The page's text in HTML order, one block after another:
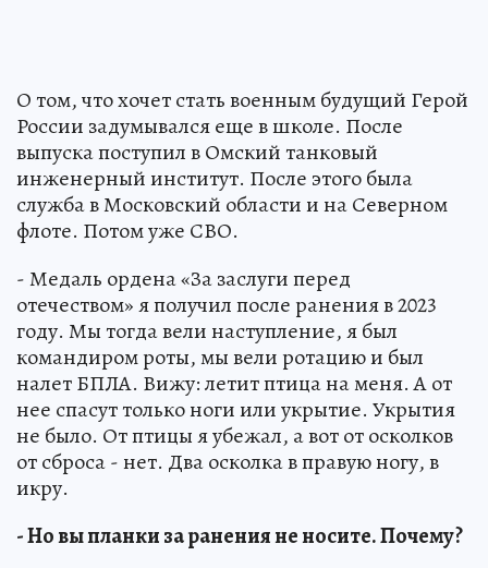
О том, что хочет стать военным будущий Герой
России задумывался еще в школе. После
выпуска поступил в Омский танковый
инженерный институт. После этого была
служба в Московский области и на Северном
флоте. Потом уже СВО.
- Медаль ордена «За заслуги перед
отечеством» я получил после ранения в 2023
году. Мы тогда вели наступление, я был
командиром роты, мы вели ротацию и был
налет БПЛА. Вижу: летит птица на меня. А от
нее спасут только ноги или укрытие. Укрытия
не было. От птицы я убежал, а вот от осколков
от сброса - нет. Два осколка в правую ногу, в
икру.
- Но вы планки за ранения не носите. Почему?